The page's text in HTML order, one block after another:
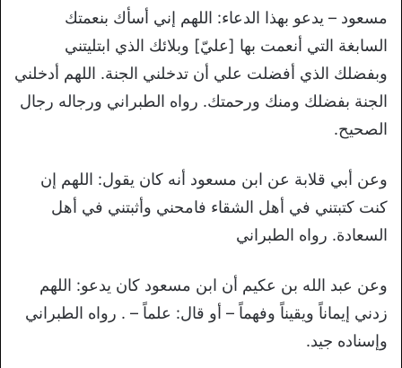
مسعود – يدعو بهذا الدعاء‏:‏ اللهم إني أسأك بنعمتك
السابغة التي أنعمت بها ‏[‏عليّ‏]‏ وبلائك الذي ابتليتني
وبفضلك الذي أفضلت علي أن تدخلني الجنة‏.‏ اللهم أدخلني
الجنة بفضلك ومنك ورحمتك‏.‏ رواه الطبراني ورجاله رجال
الصحيح‏.‏
وعن أبي قلابة عن ابن مسعود أنه كان يقول‏:‏ اللهم إن
كنت كتبتني في أهل الشقاء فامحني وأثبتني في أهل
السعادة‏.‏ رواه الطبراني
وعن عبد الله بن عكيم أن ابن مسعود كان يدعو‏:‏ اللهم
زدني إيماناً ويقيناً وفهماً – أو قال‏:‏ علماً – ‏.‏ رواه الطبراني
وإسناده جيد‏.‏